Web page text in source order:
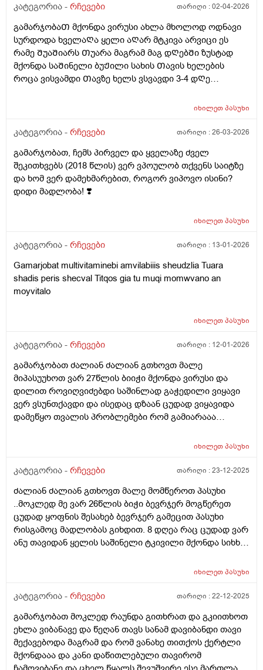
კატეგორია - რჩევები თარიღი :02-04-2026
გამარჯობაᲗ მქონდა ვირუსი ახლა მხოლოდ ოდნავი
სურდოდა ხველაᲦა ყელი აᲦარ მტკივა არვიცი ეს
რამე ᲨუაᲨიარს Თუარა მაგრამ მაგ დᲦებᲨი ზუსტად
მქონდა საᲨინელი ბუᲟილი სახის Თავის ხელების
როცა ვისვამდი Თავზე ხელს ვსვავდი 3-4 დᲦე
რომ ვიყავი ბუᲟილი რომ მქონდა ხელზე მწვანე და
მოყვიᲗალო მომწვანოა არეული არაფერს არ
უცაბედი სისხლ Ჩაქცევა რისი ბრალიია
იხილეთპასუხი
კატეგორია - რჩევები თარიღი :26-03-2026
გამარჯობათ, ჩემს პირველ და ყველაზე ძველ
შეკითხვებს (2018 წლის) ვერ ვპოულობ თქვენს საიტზე
და ხომ ვერ დამეხმარებით, როგორ ვიპოვო ისინი?
დიდი მადლობა! ❣️
იხილეთპასუხი
კატეგორია - რჩევები თარიღი : 13-01-2026
Gamarjobat multivitaminebi amvilabiiis sheudzlia Tuara
shadis peris shecval Titqos gia tu muqi momwvano an
moyvitalo
იხილეთპასუხი
კატეგორია - რჩევები თარიღი : 12-01-2026
გამარჯობათ ძალიან ძალიან გთხოვთ მალე
მიპასუუხოთ ვარ 27წლის ბიიჭი მქონდა ვირუსი და
დილით როვიღვიძებდი საშინლად გაჭედილი ვიყავი
ვერ ვსუნთქავდი და ისედაც დზაან ცუდად ვიყავიდა
დამეწყო თვალის პრობლემები რომ გამიარააა
თუარა რო ვირუსი თვალში ასულიიყო?? პირველ ი
მეორე დღესაც მტკიოდა თვალი და პლუს მეწვებოდა
ორი გამაყუჩებელი ანალგინი არ გამიარა მერე
ნალგეზინიდა ისიც ციტა უბრალოდ სიმძიმის გრძნობა
მქონდა იმისმერე 2 3 დღე გავიდა აგარ ამტკიებია
თავი მაგრამ მარჯვენა თვალში ესე რო მქონდა
დაწითლებული დედაჩემაა ლევომეციტინის წვეთები
ჩავიწვეთეე საცრემლესთან შიგნითა მხარეს
მივწერე და მან მითხრა ტობრადექსი ჩაიშვი შეიძლება
ექიმის გარეშე ანთება გექნებაოო ანუ წვამ და
ტკივილმა თითქოს გამიარა მაგრამ საღამოთი უფრო
მიხურს ხოლმე მარჯვენა თვალი მქონდა საშინელი
გაორება და სინათლეზე და სიცივეზეე თვალებს
ვხუჭავ ვახელ ხოლო სიცივე საშინლად არ
იხილეთპასუხი
კატეგორია - რჩევები თარიღი :23-12-2025
ძალიან ძალიან გთხოვთ მალე მომწეროთ პასუხი
..მოკლედ მე ვარ 26წლის ბიჭი ბევრჯერ მოგწერეთ
ცუდად ყოფნის შესახებ ბევრჯერ გამეცით პასუხი
რისგამოც მადლობას გიხდით. 8 დღეა რაც ცუდად ვარ
ანუ თავიდან ყელის საშინელი ტკივილი მქონდა სიხხე
.და დურამოქს 2 დღე ესეც მოგწერეთ ასევე ვსვავდი
სტრეპსილს,დორიტრიცინს და შესასხმელად ტანტუმ
ამყველაფერს მონაცვლეობით რომარ მშველიდა
ამებს ვიწყებდი ექიმთან იმიტოარ მუვედირო ბევრჯერ
გამოვკეთებულვარ ჩემით .. ასევე 2 წლისუკან ვიყავი
ექიმთან ესეც მოგწერეთ და მითხრეს სოკო გაქოდა
იხილეთპასუხი
კატეგორია - რჩევები თარიღი :22-12-2025
გამარჯობათ მოკლედ რაუნდა გითხრათ და გკიითხოთ
ეხლა ვიბანავე და წეღან თავს სანამ დავიბანდი თავი
მექავებოდა მაგრამ და რომ ვანახე თითქოს ქერტლი
მქონდააა და კანი დაწითლებული თავირომ